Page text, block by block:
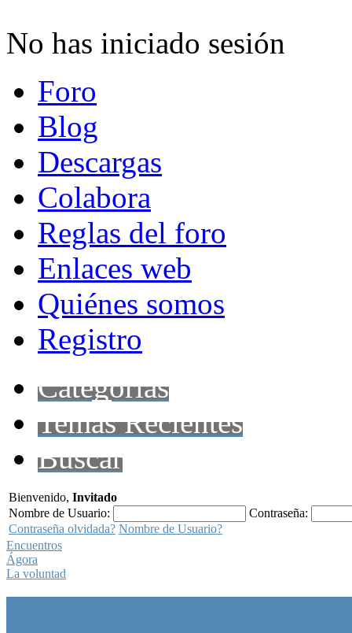
No has iniciado sesión
Foro
Blog
Descargas
Colabora
Reglas del foro
Enlaces web
Quiénes somos
Registro
Categorías
Temas Recientes
Buscar
Bienvenido, Invitado
Nombre de Usuario:
Contraseña:
Contraseña olvidada? Nombre de Usuario?
Encuentros
Ágora
La voluntad